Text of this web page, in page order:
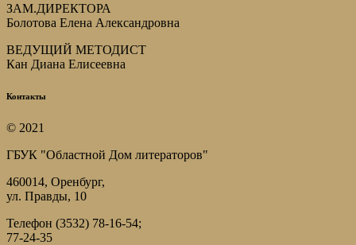
ЗАМ.ДИРЕКТОРА
Болотова Елена Александровна
ВЕДУЩИЙ МЕТОДИСТ
Кан Диана Елисеевна
Контакты
© 2021
ГБУК "Областной Дом литераторов"
460014, Оренбург,
ул. Правды, 10
Телефон (3532) 78-16-54;
77-24-35